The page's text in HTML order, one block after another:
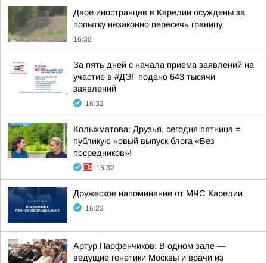
Двое иностранцев в Карелии осуждены за
попытку незаконно пересечь границу
16:38
За пять дней с начала приема заявлений на
участие в #ДЭГ подано 643 тысячи
заявлений
16:32
Колыхматова: Друзья, сегодня пятница =
публикую новый выпуск блога «Без
посредников»!
16:32
Дружеское напоминание от МЧС Карелии
16:23
Артур Парфенчиков: В одном зале —
ведущие генетики Москвы и врачи из